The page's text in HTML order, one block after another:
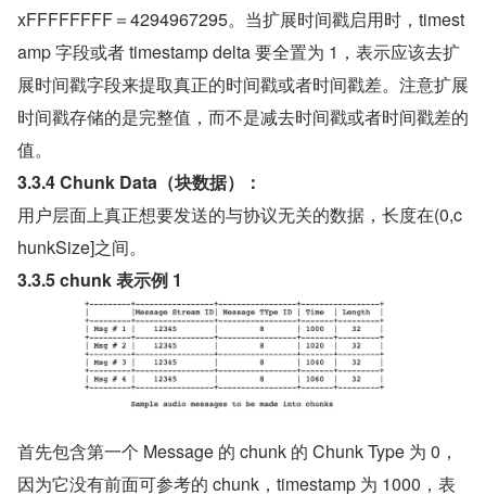
xFFFFFFFF＝4294967295。当扩展时间戳启用时，timest
amp 字段或者 timestamp delta 要全置为 1，表示应该去扩
展时间戳字段来提取真正的时间戳或者时间戳差。注意扩展
时间戳存储的是完整值，而不是减去时间戳或者时间戳差的
值。
3.3.4 Chunk Data（块数据）：
用户层面上真正想要发送的与协议无关的数据，长度在(0,c
hunkSize]之间。
3.3.5 chunk 表示例 1
首先包含第一个 Message 的 chunk 的 Chunk Type 为 0，
因为它没有前面可参考的 chunk，timestamp 为 1000，表